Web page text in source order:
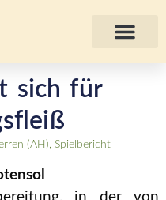
sich für
(AH), Spielbericht